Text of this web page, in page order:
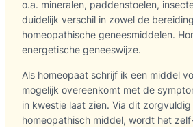
o.a. mineralen, paddenstoelen,
duidelijk verschil in zowel de
homeopathische geneesmiddelen.
energetische geneeswijze.
Als homeopaat schrijf ik een middel
mogelijk overeenkomt met de
in kwestie laat zien. Via dit
homeopathisch middel, wordt het